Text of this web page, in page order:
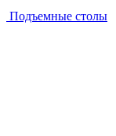
Подъемные столы